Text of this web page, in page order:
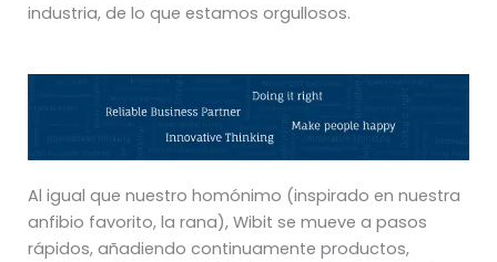
industria, de lo que estamos orgullosos.
Al igual que nuestro homónimo (inspirado en nuestra
anfibio favorito, la rana), Wibit se mueve a pasos
rápidos, añadiendo continuamente productos,